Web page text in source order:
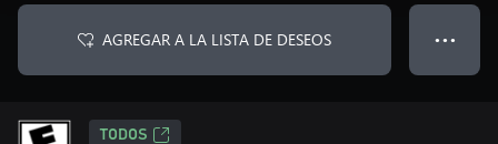
AGREGAR A LA LISTA DE DESEOS ● ● ●
TODOS